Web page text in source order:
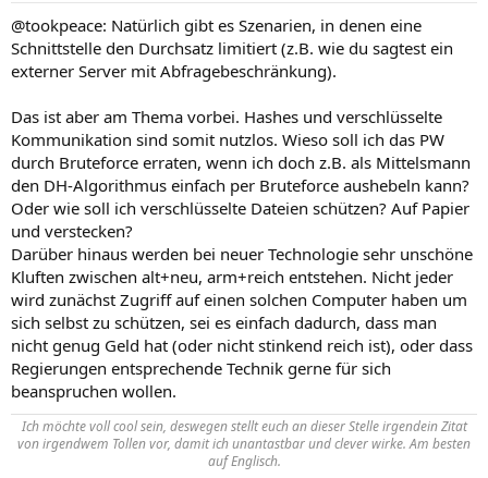
@tookpeace: Natürlich gibt es Szenarien, in denen eine
Schnittstelle den Durchsatz limitiert (z.B. wie du sagtest ein
externer Server mit Abfragebeschränkung).
Das ist aber am Thema vorbei. Hashes und verschlüsselte
Kommunikation sind somit nutzlos. Wieso soll ich das PW
durch Bruteforce erraten, wenn ich doch z.B. als Mittelsmann
den DH-Algorithmus einfach per Bruteforce aushebeln kann?
Oder wie soll ich verschlüsselte Dateien schützen? Auf Papier
und verstecken?
Darüber hinaus werden bei neuer Technologie sehr unschöne
Kluften zwischen alt+neu, arm+reich entstehen. Nicht jeder
wird zunächst Zugriff auf einen solchen Computer haben um
sich selbst zu schützen, sei es einfach dadurch, dass man
nicht genug Geld hat (oder nicht stinkend reich ist), oder dass
Regierungen entsprechende Technik gerne für sich
beanspruchen wollen.
Ich möchte voll cool sein, deswegen stellt euch an dieser Stelle irgendein Zitat
von irgendwem Tollen vor, damit ich unantastbar und clever wirke. Am besten
auf Englisch.